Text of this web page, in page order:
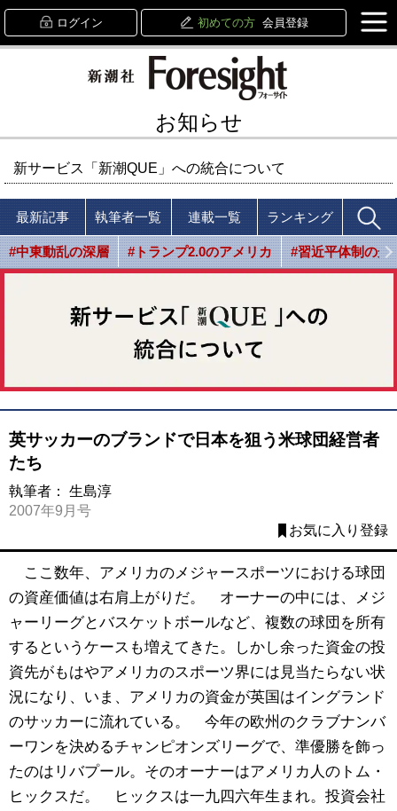
ログイン 初めての方 会員登録
お知らせ
新サービス「新潮QUE」への統合について
最新記事 執筆者一覧 連載一覧 ランキング
#中東動乱の深層 #トランプ2.0のアメリカ #習近平体制の光
英サッカーのブランドで日本を狙う米球団経営者
たち
執筆者： 生島淳
2007年9月号
お気に入り登録
ここ数年、アメリカのメジャースポーツにおける球団
の資産価値は右肩上がりだ。 オーナーの中には、メジ
ャーリーグとバスケットボールなど、複数の球団を所有
するというケースも増えてきた。しかし余った資金の投
資先がもはやアメリカのスポーツ界には見当たらない状
況になり、いま、アメリカの資金が英国はイングランド
のサッカーに流れている。 今年の欧州のクラブナンバ
ーワンを決めるチャンピオンズリーグで、準優勝を飾っ
たのはリバプール。そのオーナーはアメリカ人のトム・
ヒックスだ。 ヒックスは一九四六年生まれ。投資会社